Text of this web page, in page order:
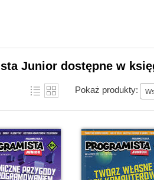
Junior dostępne w
Pokaż produkty: